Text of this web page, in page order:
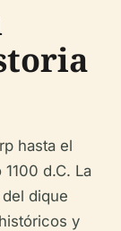
hasta el
d.C. La
dique
y